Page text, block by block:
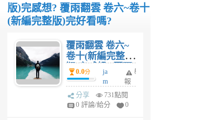
版)完感想? 覆雨翻雲 卷六~卷十
(新編完整版)完好看嗎?
覆雨翻雲 卷六~
卷十(新編完整
版)完感想? 覆雨
翻雲 卷六~卷十
(新編完整版)完
好看嗎?
0.0分
ja
m
es
5
舉
報
分享
731點閱
0 評論/給分
0